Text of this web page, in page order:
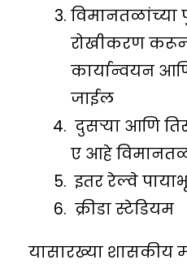
विमानतळांच्या
रोखीकरण करून
कार्यान्वयन
जाईल
दुसऱ्या आणि
ए आहे
इतर रेल्वे
क्रीडा स्टेडियम
यासारख्या शासकीय